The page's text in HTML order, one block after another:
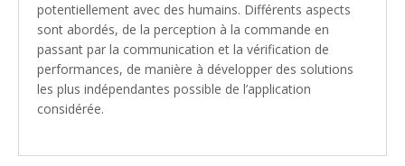
potentiellement avec des humains. Différents aspects
sont abordés, de la perception à la commande en
passant par la communication et la vérification de
performances, de manière à développer des solutions
les plus indépendantes possible de l’application
considérée.